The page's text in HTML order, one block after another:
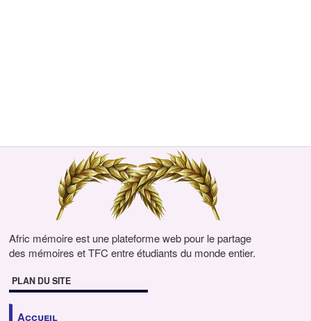
Afric mémoire est une plateforme web pour le partage
des mémoires et TFC entre étudiants du monde entier.
PLAN DU SITE
Accueil